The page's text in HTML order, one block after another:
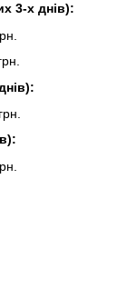
3-х днів):
):
):